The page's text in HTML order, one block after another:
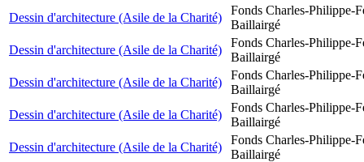
Dessin d'architecture (Asile de la Charité)
Fonds Charles-Philippe-
Baillairgé
Dessin d'architecture (Asile de la Charité)
Fonds Charles-Philippe-
Baillairgé
Dessin d'architecture (Asile de la Charité)
Fonds Charles-Philippe-
Baillairgé
Dessin d'architecture (Asile de la Charité)
Fonds Charles-Philippe-
Baillairgé
Dessin d'architecture (Asile de la Charité)
Fonds Charles-Philippe-
Baillairgé